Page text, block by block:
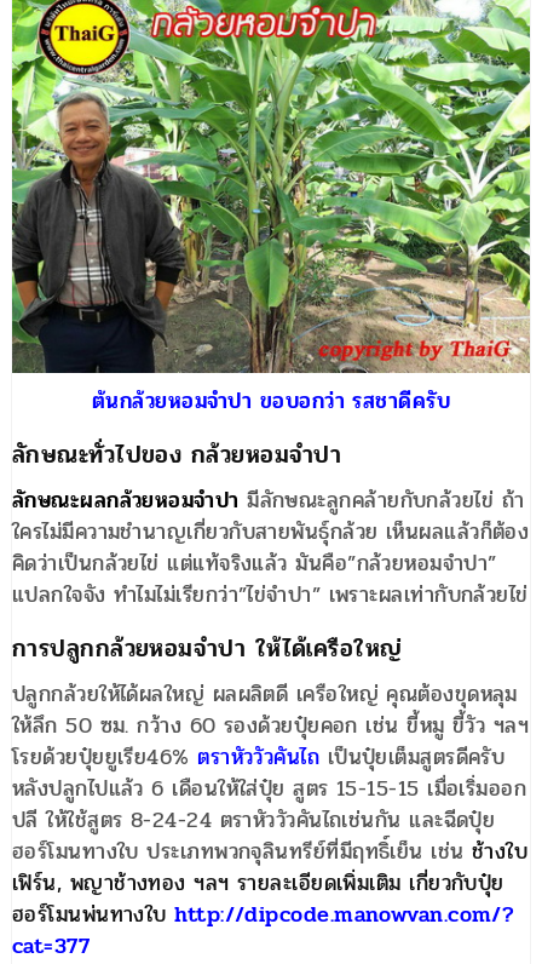
ต้นกล้วยหอมจำปา ขอบอกว่า รสชาดีครับ
ลักษณะทั่วไปของ กล้วยหอมจำปา
ลักษณะผลกล้วยหอมจำปา มีลักษณะลูกคล้ายกับกล้วยไข่ ถ้า
ใครไม่มีความชำนาญเกี่ยวกับสายพันธุ์กล้วย เห็นผลแล้วก็ต้อง
คิดว่าเป็นกล้วยไข่ แต่แท้จริงแล้ว มันคือ”กล้วยหอมจำปา”
แปลกใจจัง ทำไมไม่เรียกว่า”ไข่จำปา” เพราะผลเท่ากับกล้วยไข่
การปลูกกล้วยหอมจำปา ให้ได้เครือใหญ่
ปลูกกล้วยให้ได้ผลใหญ่ ผลผลิตดี เครือใหญ่ คุณต้องขุดหลุม
ให้ลึก 50 ซม. กว้าง 60 รองด้วยปุ๋ยคอก เช่น ขี้หมู ขี้วัว ฯลฯ
โรยด้วยปุ๋ยยูเรีย46% ตราหัววัวคันไถ เป็นปุ๋ยเต็มสูตรดีครับ
หลังปลูกไปแล้ว 6 เดือนให้ใส่ปุ๋ย สูตร 15-15-15 เมื่อเริ่มออก
ปลี ให้ใช้สูตร 8-24-24 ตราหัววัวคันไถเช่นกัน และฉีดปุ๋ย
ฮอร์โมนทางใบ ประเภทพวกจุลินทรีย์ที่มีฤทธิ์เย็น เช่นช้างใบ
เฟิร์น, พญาช้างทอง ฯลฯ รายละเอียดเพิ่มเติม เกี่ยวกับปุ๋ย
ฮอร์โมนพ่นทางใบhttp://dipcode.manowvan.com/?
cat=377